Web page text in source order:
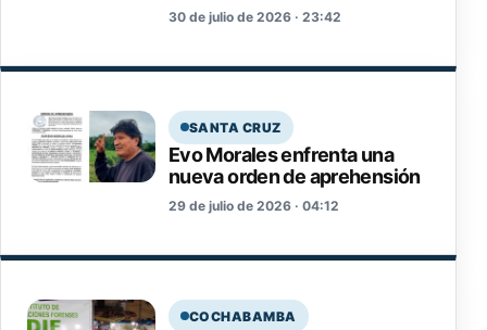
30 de julio de 2026 · 23:42
SANTA CRUZ
Evo Morales enfrenta una
nueva orden de aprehensión
29 de julio de 2026 · 04:12
COCHABAMBA